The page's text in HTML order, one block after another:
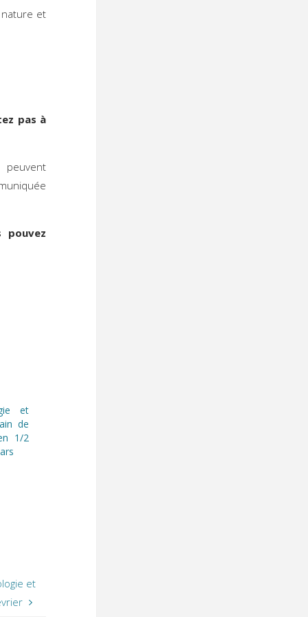
et
pas à
pouvez
et
de
1/2
et